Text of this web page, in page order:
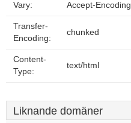
Vary: Accept-Encoding
Transfer-
Encoding:
chunked
Content-
Type:
text/html
Liknande domäner